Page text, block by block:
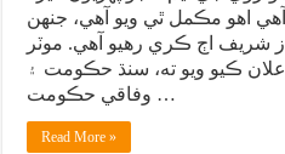
ٻڌل آهي اهو مڪمل ٿي ويو آهي، جنهن
شريف اڄ ڪري رهيو آهي. موٽر
ڪيو ويو ته، سنڌ حڪومت ۽
وفاقي حڪومت …
Read More »